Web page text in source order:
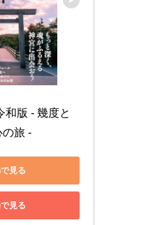
和版 - 幾度と
の旅 -
見る
見る